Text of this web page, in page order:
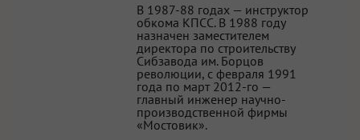
В 1987-88 годах — инструктор
обкома КПСС. В 1988 году
назначен заместителем
директора по строительству
Сибзавода им. Борцов
революции, с февраля 1991
года по март 2012-го —
главный инженер научно-
производственной фирмы
«Мостовик».